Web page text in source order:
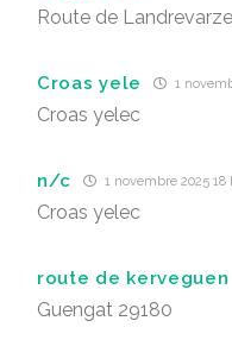
Route de
Croas yele 1
Croas yelec
n/c 1 novembre 2025 18
Croas yelec
route de kerveguen
Guengat 29180